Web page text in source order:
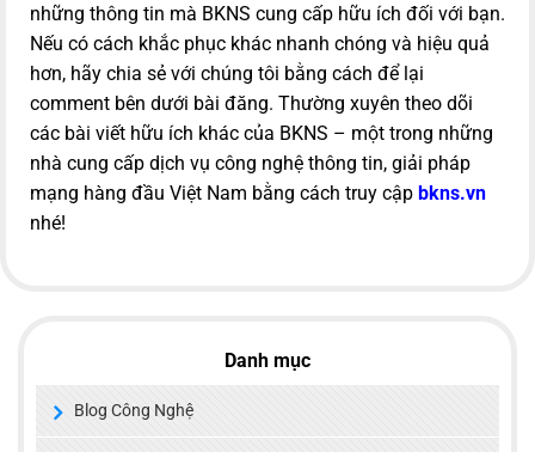
những thông tin mà BKNS cung cấp hữu ích đối với bạn.
Nếu có cách khắc phục khác nhanh chóng và hiệu quả
hơn, hãy chia sẻ với chúng tôi bằng cách để lại
comment bên dưới bài đăng. Thường xuyên theo dõi
các bài viết hữu ích khác của BKNS – một trong những
nhà cung cấp dịch vụ công nghệ thông tin, giải pháp
mạng hàng đầu Việt Nam bằng cách truy cập bkns.vn
nhé!
Danh mục
Blog Công Nghệ